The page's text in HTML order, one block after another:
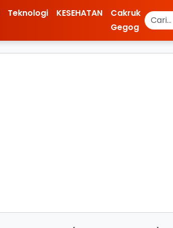
Teknologi KESEHATAN
Cakruk
Gegog